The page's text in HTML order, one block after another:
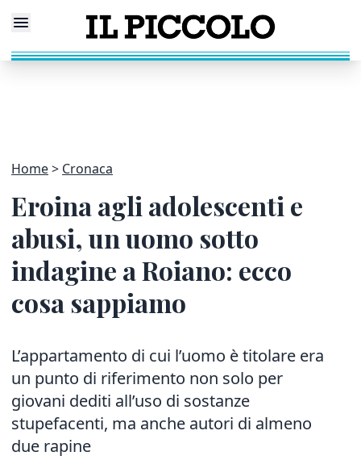
Home Cronaca
Eroina agli adolescenti e
abusi, un uomo sotto
indagine a Roiano: ecco
cosa sappiamo
L’appartamento di cui l’uomo è titolare era
un punto di riferimento non solo per
giovani dediti all’uso di sostanze
stupefacenti, ma anche autori di almeno
due rapine